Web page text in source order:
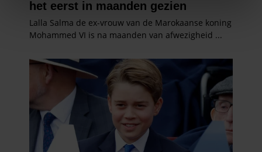
We gebruiken cookies om content en advertenties te
personaliseren, om functies voor social media te bieden
informatie over uw gebruik van onze site met onze
partners voor social media, adverteren en analyse. Deze
partners kunnen deze gegevens combineren met andere
informatie die u aan ze heeft verstrekt of die ze hebben
verzameld op basis van uw gebruik van hun services. U
gaat akkoord met onze cookies als u onze website blijft
gebruiken.